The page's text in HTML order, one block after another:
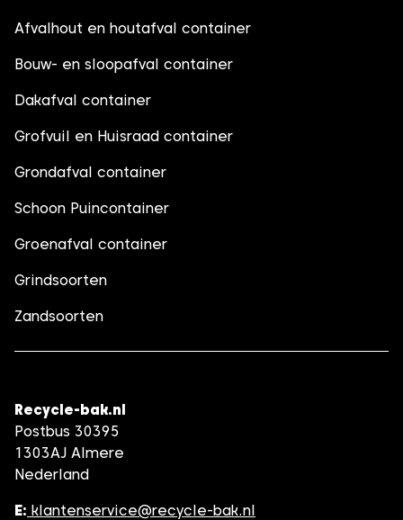
Afvalhout en houtafval container
Bouw- en sloopafval container
Dakafval container
Grofvuil en Huisraad container
Grondafval container
Schoon Puincontainer
Groenafval container
Grindsoorten
Zandsoorten
Recycle-bak.nl
Postbus 30395
1303AJ Almere
Nederland
E: klantenservice@recycle-bak.nl